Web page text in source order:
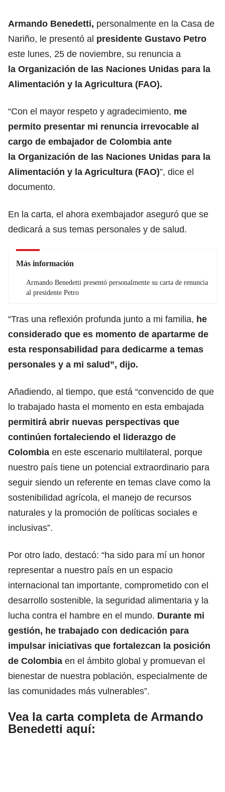
Armando Benedetti, personalmente en la Casa de
Nariño, le presentó al presidente Gustavo Petro
este lunes, 25 de noviembre, su renuncia a
la Organización de las Naciones Unidas para la
Alimentación y la Agricultura (FAO).
“Con el mayor respeto y agradecimiento, me
permito presentar mi renuncia irrevocable al
cargo de embajador de Colombia ante
la Organización de las Naciones Unidas para la
Alimentación y la Agricultura (FAO)”, dice el
documento.
En la carta, el ahora exembajador aseguró que se
dedicará a sus temas personales y de salud.
Más información
Armando Benedetti presentó personalmente su carta de renuncia
al presidente Petro
“Tras una reflexión profunda junto a mi familia, he
considerado que es momento de apartarme de
esta responsabilidad para dedicarme a temas
personales y a mi salud”, dijo.
Añadiendo, al tiempo, que está “convencido de que
lo trabajado hasta el momento en esta embajada
permitirá abrir nuevas perspectivas que
continúen fortaleciendo el liderazgo de
Colombia en este escenario multilateral, porque
nuestro país tiene un potencial extraordinario para
seguir siendo un referente en temas clave como la
sostenibilidad agrícola, el manejo de recursos
naturales y la promoción de políticas sociales e
inclusivas”.
Por otro lado, destacó: “ha sido para mí un honor
representar a nuestro país en un espacio
internacional tan importante, comprometido con el
desarrollo sostenible, la seguridad alimentaria y la
lucha contra el hambre en el mundo. Durante mi
gestión, he trabajado con dedicación para
impulsar iniciativas que fortalezcan la posición
de Colombia en el ámbito global y promuevan el
bienestar de nuestra población, especialmente de
las comunidades más vulnerables”.
Vea la carta completa de Armando
Benedetti aquí: